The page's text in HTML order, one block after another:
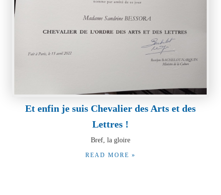
Et enfin je suis Chevalier des Arts et des
Lettres !
Bref, la gloire
READ MORE »